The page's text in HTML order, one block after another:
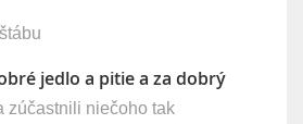
jedlo a pitie a za dobrý
zúčastnili niečoho tak